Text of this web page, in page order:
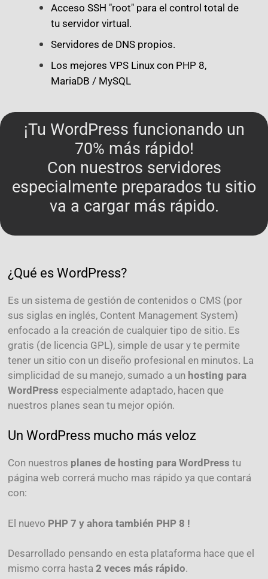
Acceso SSH "root" para el control total de
tu servidor virtual.
Servidores de DNS propios.
Los mejores VPS Linux con PHP 8,
MariaDB / MySQL
¡Tu WordPress funcionando un
70% más rápido!
Con nuestros servidores
especialmente preparados tu sitio
va a cargar más rápido.
¿Qué es WordPress?
Es un sistema de gestión de contenidos o CMS (por
sus siglas en inglés, Content Management System)
enfocado a la creación de cualquier tipo de sitio. Es
gratis (de licencia GPL), simple de usar y te permite
tener un sitio con un diseño profesional en minutos. La
simplicidad de su manejo, sumado a un hosting para
WordPress especialmente adaptado, hacen que
nuestros planes sean tu mejor opión.
Un WordPress mucho más veloz
Con nuestros planes de hosting para WordPress tu
página web correrá mucho mas rápido ya que contará
con:
El nuevo PHP 7 y ahora también PHP 8 !
Desarrollado pensando en esta plataforma hace que el
mismo corra hasta2 veces más rápido.